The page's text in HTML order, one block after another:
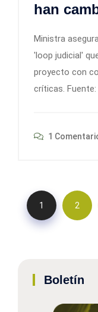
han
Ministra
'loop judicial'
proyecto con
críticas. Fuente:
1
1 2
Boletín